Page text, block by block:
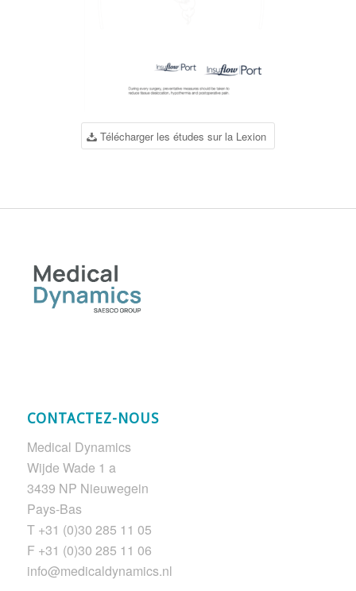
Télécharger les études sur la Lexion
CONTACTEZ-NOUS
Medical Dynamics
Wijde Wade 1 a
3439 NP Nieuwegein
Pays-Bas
T +31 (0)30 285 11 05
F +31 (0)30 285 11 06
info@medicaldynamics.nl